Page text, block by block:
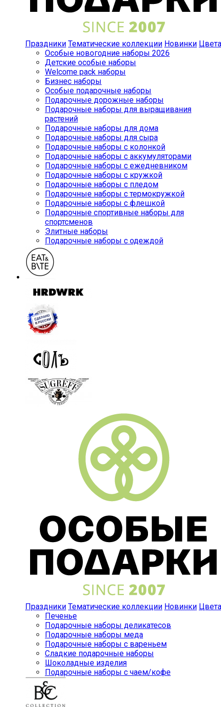
Праздники Тематические коллекции Новинки Цвета
Особые новогодние наборы 2026
Детские особые наборы
Welcome pack наборы
Бизнес наборы
Особые подарочные наборы
Подарочные дорожные наборы
Подарочные наборы для выращивания
растений
Подарочные наборы для дома
Подарочные наборы для сыра
Подарочные наборы с колонкой
Подарочные наборы с аккумуляторами
Подарочные наборы с ежедневником
Подарочные наборы с кружкой
Подарочные наборы с пледом
Подарочные наборы с термокружкой
Подарочные наборы с флешкой
Подарочные спортивные наборы для
спортсменов
Элитные наборы
Подарочные наборы с одеждой
Праздники Тематические коллекции Новинки Цвета
Печенье
Подарочные наборы деликатесов
Подарочные наборы меда
Подарочные наборы с вареньем
Сладкие подарочные наборы
Шоколадные изделия
Подарочные наборы с чаем/кофе